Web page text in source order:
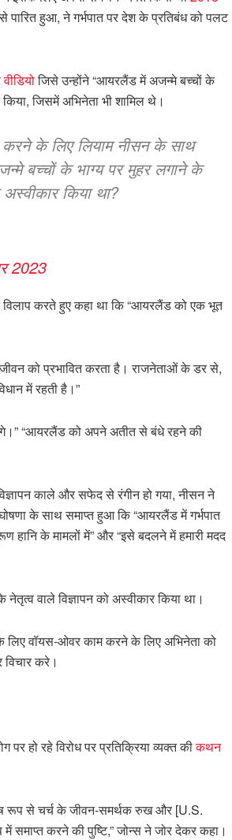
हुआ, ने गर्भपात पर देश के प्रतिबंध को पलट
वीडियोजिसे उन्होंने “आयरलैंड में अजन्मे बच्चों के
जिसमें अभिनेता भी शामिल थे।
करने के लिए लियाम नीसन के साथ
बच्चों के भाग्य पर मुहर लगाने के
किया था?
2023
विलाप करते हुए कहा था कि “आयरलैंड को एक भूत
को प्रभावित करता है। राजनेताओं के डर से,
में रहती है।”
“आयरलैंड को अपने अतीत से बंधे रहने की
काले और सफेद से रंगीन हो गया, नीसन ने
के साथ समाप्त हुआ कि “आयरलैंड में गर्भपात
हानि के मामलों में” और “इसे बदलने में हमारी मदद
वाले विज्ञापन को अस्वीकार किया था।
लिए वॉयस-ओवर काम करने के लिए अभिनेता को
करे।
हो रहे विरोध पर प्रतिक्रिया व्यक्त कीकथन
रूप से चर्च के जीवन-समर्थक रुख और [U.S.
समाप्त करने की पुष्टि,” जोन्स ने जोर देकर कहा।